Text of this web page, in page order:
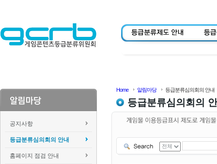
공지사항
등급분류심의회의 안내
홈페이지 점검 안내
Home 알림마당 등급분류심의회의 안내
등급분류심의회의